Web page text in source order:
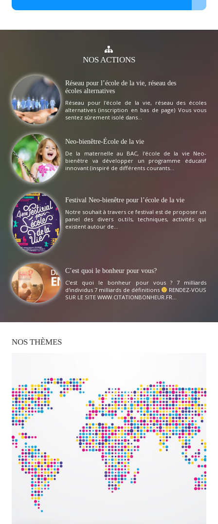
NOSACTIONS
Réseau pour l’école de la vie, réseau des
écoles alternatives
Réseau pour l'école de la vie, réseau des écoles
alternatives (inscription en bas de page) Vous vous
sentez sûrement isolé dans...
Neo-bienêtre-École de la vie
De la maternelle au BAC, l'école de la vie Neo-
bienêtre va développer un programme éducatif
innovant (inspiré de différents courants...
Festival Neo-bienêtre pour l’école de la vie
Notre souhait à travers ce festival est de proposer un
panel des divers outils, techniques, activités qui
existent autour de...
C’est quoi le bonheur pour vous?
C'est quoi le bonheur pour vous ? 7 milliards
d'individus 7 milliards de définitions
RENDEZ-VOUS
SUR LE SITE WWW.CITATIONBONHEUR.FR...
NOS THÈMES